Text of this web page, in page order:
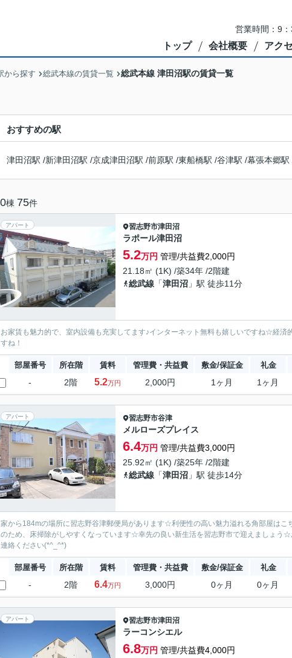
営業時間：9
トップ 会社概要 アク
から探す 総武本線の賃貸一覧 総武本線 津田沼駅の賃貸一覧
おすすめの駅
津田沼駅 /新津田沼駅 /京成津田沼駅 /前原駅 /東船橋駅 /谷津駅 /幕張本郷駅
棟 75件
アパート 習志野市津田沼
ラポール津田沼
5.2万円 管理/共益費2,000円
21.18㎡ (1K) /築34年 /2階建
総武線 「津田沼 」駅 徒歩11分
お家賃も魅力的で、室内設備も充実してます♪インターネット無料も嬉しいですね☆経
すね！
部屋番号 所在階 賃料 管理費・共益費 敷金/保証金 礼金
- 2階 5.2万円 2,000円 1ヶ月 1ヶ月
アパート 習志野市谷津
メルローズプレイス
6.4万円 管理/共益費3,000円
25.92㎡ (1K) /築25年 /2階建
総武線 「津田沼 」駅 徒歩14分
家から184mの場所に習志野谷津郵便局があります☆利便性の高い魅力溢れる角部屋は
のため、床掃除がしやすくなっています☆幸先の良い新生活を習志野市で迎えましょう
連絡ください(*^_^*)
部屋番号 所在階 賃料 管理費・共益費 敷金/保証金 礼金
- 2階 6.4万円 3,000円 0ヶ月 0ヶ月
アパート 習志野市津田沼
ラーコンシエル
6.8万円 管理/共益費4,000円